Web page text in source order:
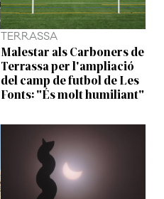
TERRASSA
Malestar als Carboners de
Terrassa per l'ampliació
del camp de futbol de Les
Fonts: "És molt humiliant"